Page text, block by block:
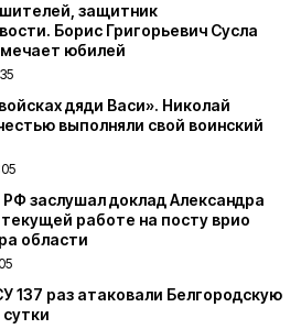
защитник
Борис Григорьевич Сусла
юбилей
дяди Васи». Николай
выполняли свой воинский
заслушал доклад Александра
работе на посту врио
области
137 раз атаковали Белгородскую